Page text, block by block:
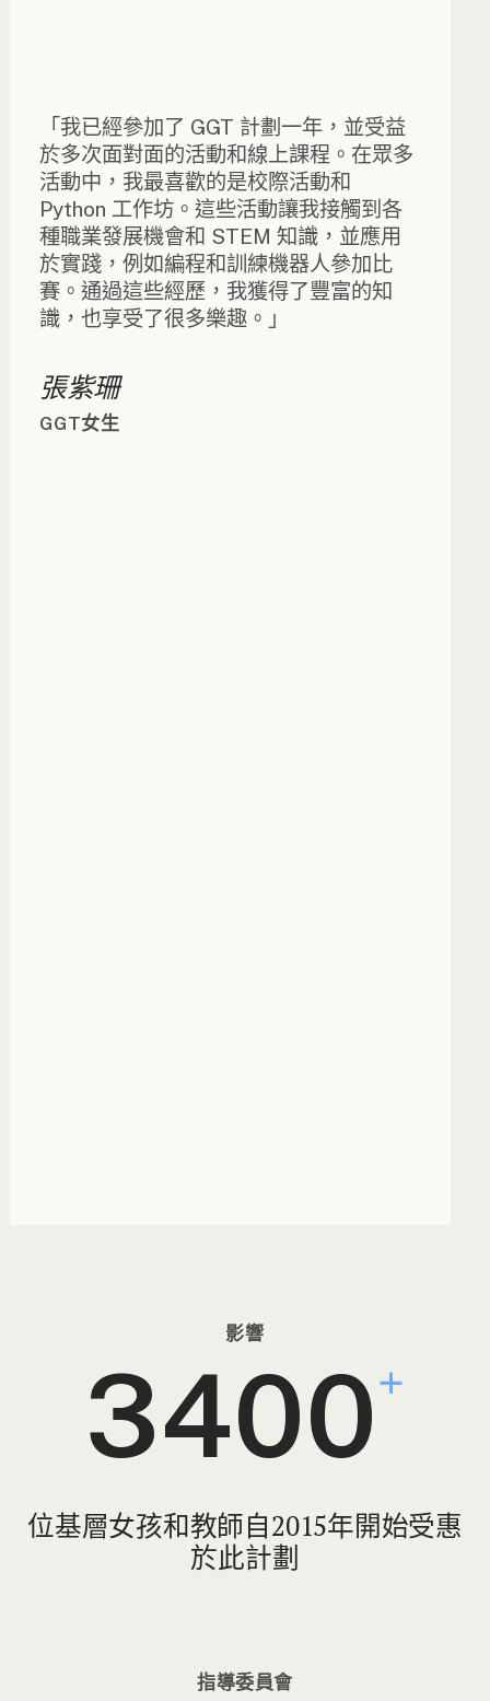
「我已經參加了 GGT 計劃一年，並受益
於多次面對面的活動和線上課程。在眾多
活動中，我最喜歡的是校際活動和
Python 工作坊。這些活動讓我接觸到各
種職業發展機會和 STEM 知識，並應用
於實踐，例如編程和訓練機器人參加比
賽。通過這些經歷，我獲得了豐富的知
識，也享受了很多樂趣。」
張紫珊
GGT女生
影響
3400+
位基層女孩和教師自2015年開始受惠
於此計劃
指導委員會